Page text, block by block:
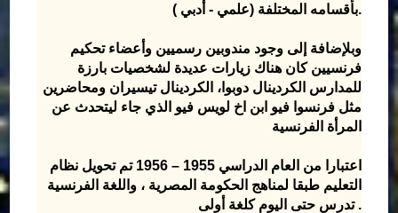
بأقسامه المختلفة (علمي - أدبي ).
وبلإضافة إلى وجود مندوبين رسميين وأعضاء تحكيم
فرنسيين كان هناك زيارات عديدة لشخصيات بارزة
للمدارس الكردينال دوبوا، الكردينال تيسيران ومحاضرين
مثل فرنسوا فيو ابن اخ لويس فيو الذي جاء ليتحدث عن
المرأة الفرنسية
اعتبارا من العام الدراسي 1955 – 1956 تم تحويل نظام
التعليم طبقا لمناهج الحكومة المصرية ، واللغة الفرنسية
تدرس حتى اليوم كلغة أولى .